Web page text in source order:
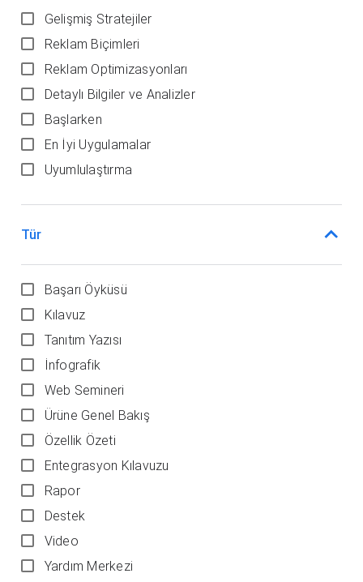
Gelişmiş Stratejiler
Reklam Biçimleri
Reklam Optimizasyonları
Detaylı Bilgiler ve Analizler
Başlarken
En İyi Uygulamalar
Uyumlulaştırma
Tür
Başarı Öyküsü
Kılavuz
Tanıtım Yazısı
İnfografik
Web Semineri
Ürüne Genel Bakış
Özellik Özeti
Entegrasyon Kılavuzu
Rapor
Destek
Video
Yardım Merkezi